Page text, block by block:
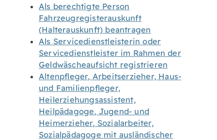
Als berechtigte Person
Fahrzeugregisterauskunft
(Halterauskunft) beantragen
Als Servicedienstleisterin oder
Servicedienstleister im Rahmen der
Geldwäscheaufsicht registrieren
Altenpfleger, Arbeitserzieher, Haus-
und Familienpfleger,
Heilerziehungsassistent,
Heilpädagoge, Jugend- und
Heimerzieher, Sozialarbeiter,
Sozialpädagoge mit ausländischer